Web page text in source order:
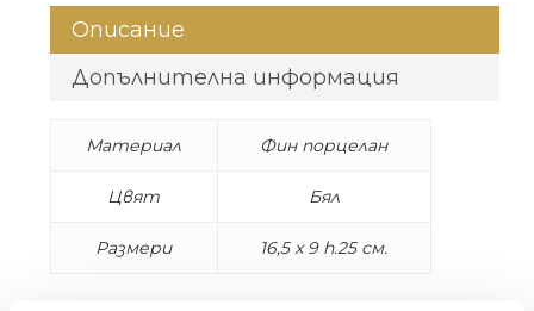
Описание
Допълнителна информация
Материал Фин порцелан
Цвят Бял
Размери 16,5 x 9 h.25 см.